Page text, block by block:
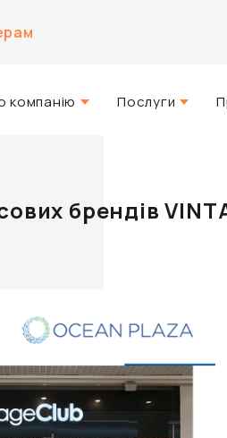
компанію
UTG
Послуги
Агентські
брендів